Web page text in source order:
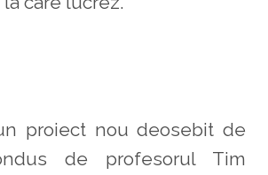
proiect nou deosebit de
de profesorul Tim